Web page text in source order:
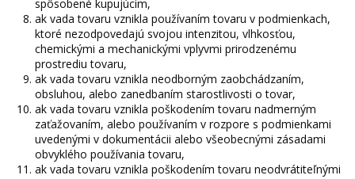
spôsobené kupujúcim,
ak vada tovaru vznikla používaním tovaru v podmienkach,
ktoré nezodpovedajú svojou intenzitou, vlhkosťou,
chemickými a mechanickými vplyvmi prirodzenému
prostrediu tovaru,
ak vada tovaru vznikla neodborným zaobchádzaním,
obsluhou, alebo zanedbaním starostlivosti o tovar,
ak vada tovaru vznikla poškodením tovaru nadmerným
zaťažovaním, alebo používaním v rozpore s podmienkami
uvedenými v dokumentácii alebo všeobecnými zásadami
obvyklého používania tovaru,
ak vada tovaru vznikla poškodením tovaru neodvrátiteľnými